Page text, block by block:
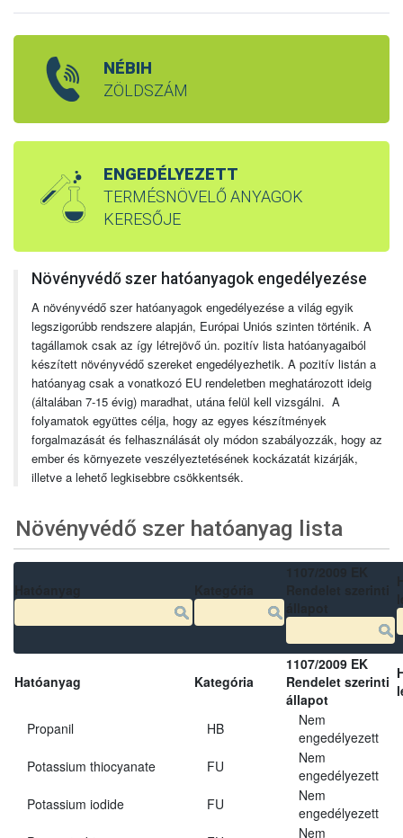
NÉBIH
ZÖLDSZÁM
ENGEDÉLYEZETT
TERMÉSNÖVELŐ ANYAGOK
KERESŐJE
Növényvédő szer hatóanyagok engedélyezése
A növényvédő szer hatóanyagok engedélyezése a világ egyik
legszigorúbb rendszere alapján, Európai Uniós szinten történik. A
tagállamok csak az így létrejövő ún. pozitív lista hatóanyagaiból
készített növényvédő szereket engedélyezhetik. A pozitív listán a
hatóanyag csak a vonatkozó EU rendeletben meghatározott ideig
(általában 7-15 évig) maradhat, utána felül kell vizsgálni. A
folyamatok együttes célja, hogy az egyes készítmények
forgalmazását és felhasználását oly módon szabályozzák, hogy az
ember és környezete veszélyeztetésének kockázatát kizárják,
illetve a lehető legkisebbre csökkentsék.
Növényvédő szer hatóanyag lista
Hatóanyag Kategória
1107/2009 EK
Rendelet szerinti
állapot
Propanil HB
Nem
engedélyezett
Potassium thiocyanate
FU
Nem
engedélyezett
Potassium iodide
FU
Nem
engedélyezett
Nem